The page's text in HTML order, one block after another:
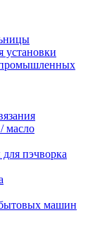
установки
масло
пэчворка
машин